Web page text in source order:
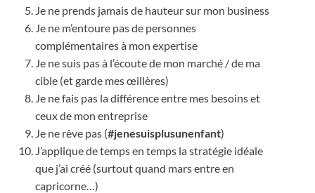
Je ne prends jamais de hauteur sur mon business
Je ne m’entoure pas de personnes
complémentaires à mon expertise
Je ne suis pas à l’écoute de mon marché / de ma
cible (et garde mes œillères)
Je ne fais pas la différence entre mes besoins et
ceux de mon entreprise
Je ne rêve pas (#jenesuisplusunenfant)
J’applique de temps en temps la stratégie idéale
que j’ai créé (surtout quand mars entre en
capricorne…)